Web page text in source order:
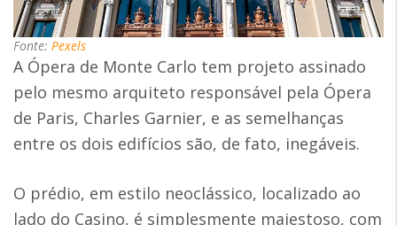
Fonte: Pexels
A Ópera de Monte Carlo tem projeto assinado
pelo mesmo arquiteto responsável pela Ópera
de Paris, Charles Garnier, e as semelhanças
entre os dois edifícios são, de fato, inegáveis.
O prédio, em estilo neoclássico, localizado ao
lado do Casino, é simplesmente majestoso, com